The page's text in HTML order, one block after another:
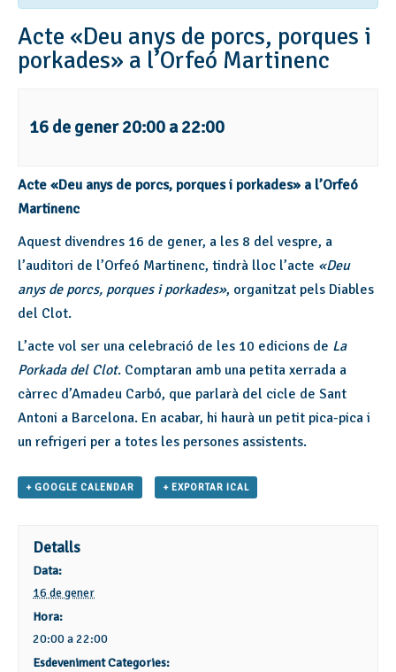
Acte «Deu anys de porcs, porques i
porkades» a l’Orfeó Martinenc
16 de gener 20:00 a22:00
Acte «Deu anys de porcs, porques i porkades» a l’Orfeó
Martinenc
Aquest divendres 16 de gener, a les 8 del vespre, a
l’auditori de l’Orfeó Martinenc, tindrà lloc l’acte «Deu
anys de porcs, porques i porkades», organitzat pels Diables
del Clot.
L’acte vol ser una celebració de les 10 edicions de La
Porkada del Clot. Comptaran amb una petita xerrada a
càrrec d’Amadeu Carbó, que parlarà del cicle de Sant
Antoni a Barcelona. En acabar, hi haurà un petit pica-pica i
un refrigeri per a totes les persones assistents.
+ GOOGLE CALENDAR + EXPORTAR ICAL
Detalls
Data:
16 de gener
Hora:
20:00 a 22:00
Esdeveniment Categories: